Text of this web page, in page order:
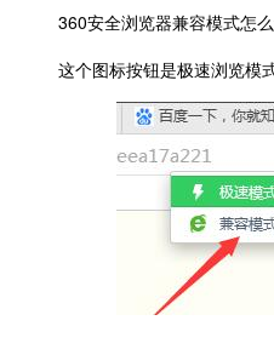
360安全浏览器兼容模式怎
这个图标按钮是极速浏览模